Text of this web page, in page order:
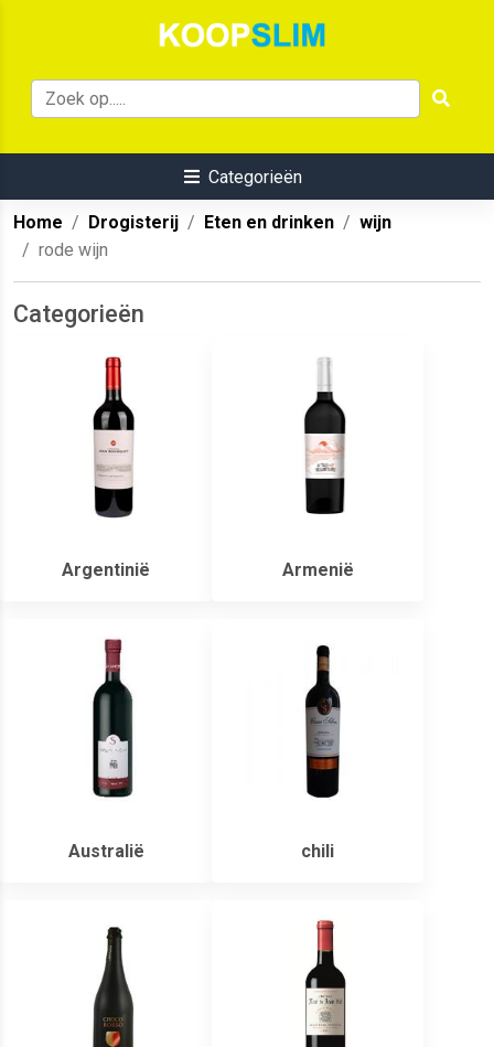
Categorieën
Home Drogisterij Eten en drinken
wijn
rode wijn
Categorieën
Argentinië Armenië
Australië chili